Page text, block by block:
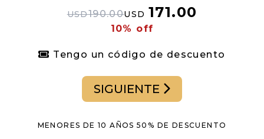
USD190.00USD 171.00
10% off
Tengo un código de descuento
SIGUIENTE
MENORES DE 10 AÑOS 50% DE DESCUENTO